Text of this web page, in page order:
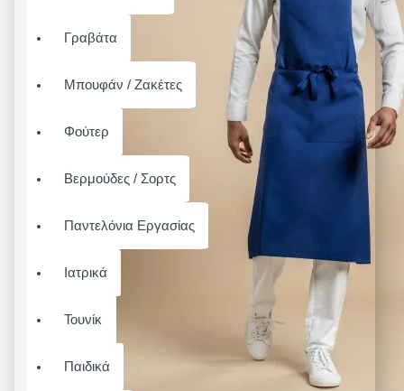
Γραβάτα
Μπουφάν / Ζακέτες
Φούτερ
Βερμούδες / Σορτς
Παντελόνια Εργασίας
Ιατρικά
Τουνίκ
Παιδικά